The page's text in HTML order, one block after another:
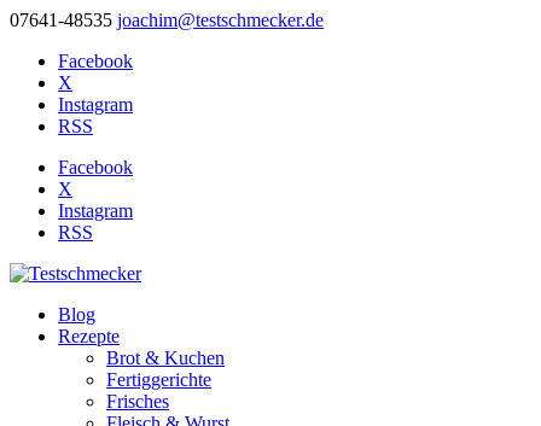
07641-48535 joachim@testschmecker.de
Facebook
X
Instagram
RSS
Facebook
X
Instagram
RSS
Blog
Rezepte
Brot & Kuchen
Fertiggerichte
Frisches